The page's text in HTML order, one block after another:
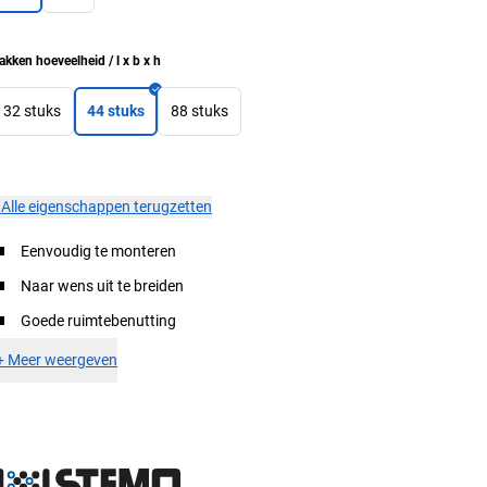
hoeveelheid / l x b x h
32 stuks 44 stuks 88 stuks
Alle eigenschappen terugzetten
Eenvoudig te monteren
Naar wens uit te breiden
Goede ruimtebenutting
Meer weergeven